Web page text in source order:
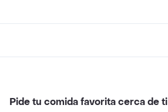
Pide tu comida favorita cerca de ti